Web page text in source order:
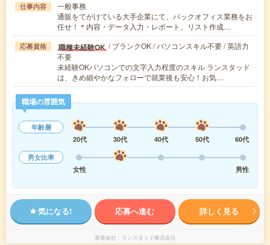
仕事内容
一般事務
通販をてがけている大手企業にて、バックオフィス業務をお
任せ！＊内容・データ入力・レポート、リスト作成…
応募資格 職種未経験OK / ブランクOK / パソコンスキル不要 / 英語力
不要
未経験OKパソコンでの文字入力程度のスキル ランスタッド
は、きめ細やかなフォローで就業後も安心！お気…
職場の雰囲気
年齢層
20代
30代 40代 50代
60代
男女比率
女性
男性
気になる! 応募へ進む 詳しく見る
派遣会社 ランスタッド株式会社